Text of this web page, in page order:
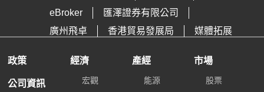
eBroker
匯澤證券有限公司
廣州飛卓
香港貿易發展局 媒體拓展
政策
公司資訊
經濟
宏觀
產經
能源
市場
股票